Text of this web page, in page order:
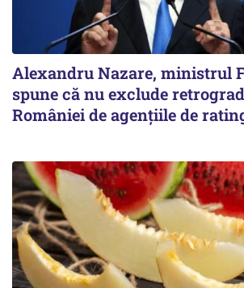
Alexandru Nazare, ministrul
spune că nu exclude
României de agenţiile de